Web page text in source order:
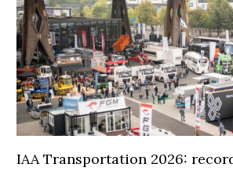
IAA Transportation 2026: